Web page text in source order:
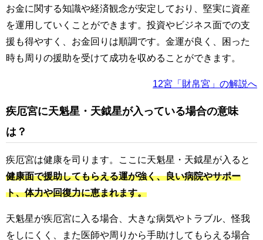
お金に関する知識や経済観念が安定しており、堅実に資産
を運用していくことができます。投資やビジネス面での支
援も得やすく、お金回りは順調です。金運が良く、困った
時も周りの援助を受けて成功を収めることができます。
12宮「財帛宮」の解説へ
疾厄宮に天魁星・天鉞星が入っている場合の意味
は？
疾厄宮は健康を司ります。ここに天魁星・天鉞星が入ると
健康面で援助してもらえる運が強く、良い病院やサポー
ト、体力や回復力に恵まれます。
天魁星が疾厄宮に入る場合、大きな病気やトラブル、怪我
をしにくく、また医師や周りから手助けしてもらえる場合